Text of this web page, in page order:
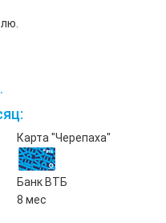
Карта "Черепаха"
Банк ВТБ
8 мес